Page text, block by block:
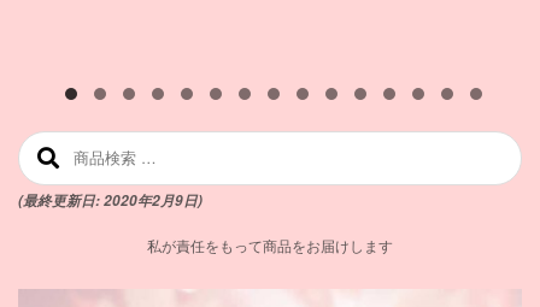
検索対象:
(最終更新日: 2020年2月9日)
私が責任をもって商品をお届けします